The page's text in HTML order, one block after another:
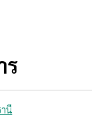
ร
นี